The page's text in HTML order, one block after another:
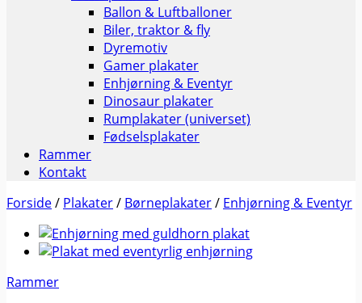
Ballon & Luftballoner
Biler, traktor & fly
Dyremotiv
Gamer plakater
Enhjørning & Eventyr
Dinosaur plakater
Rumplakater (universet)
Fødselsplakater
Rammer
Kontakt
Forside/ Plakater/ Børneplakater/ Enhjørning & Eventyr
Rammer